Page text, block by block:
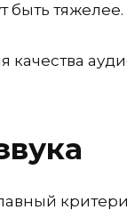
быть тяжелее.
качества